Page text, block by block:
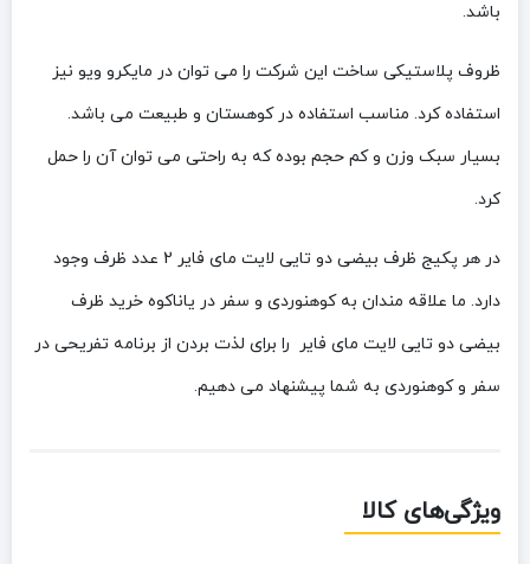
باشد.
ظروف پلاستیکی ساخت این شرکت را می توان در مایکرو ویو نیز
استفاده کرد. مناسب استفاده در کوهستان و طبیعت می باشد.
بسیار سبک وزن و کم حجم بوده که به راحتی می توان آن را حمل
کرد.
در هر پکیج ظرف بیضی دو تایی لایت مای فایر 2 عدد ظرف وجود
دارد. ما علاقه مندان به کوهنوردی و سفر در یاناکوه خرید ظرف
بیضی دو تایی لایت مای فایر را برای لذت بردن از برنامه تفریحی در
سفر و کوهنوردی به شما پیشنهاد می دهیم.
ویژگی‌های کالا